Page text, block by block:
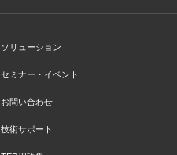
ソリューション
セミナー・イベント
お問い合わせ
技術サポート